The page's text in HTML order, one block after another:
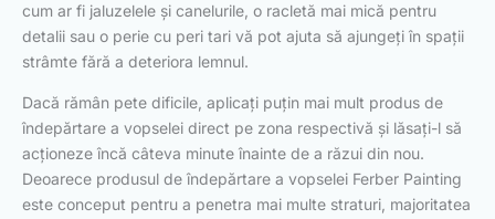
cum ar fi jaluzelele și canelurile, o racletă mai mică pentru
detalii sau o perie cu peri tari vă pot ajuta să ajungeți în spații
strâmte fără a deteriora lemnul.
Dacă rămân pete dificile, aplicați puțin mai mult produs de
îndepărtare a vopselei direct pe zona respectivă și lăsați-l să
acționeze încă câteva minute înainte de a răzui din nou.
Deoarece produsul de îndepărtare a vopselei Ferber Painting
este conceput pentru a penetra mai multe straturi, majoritatea